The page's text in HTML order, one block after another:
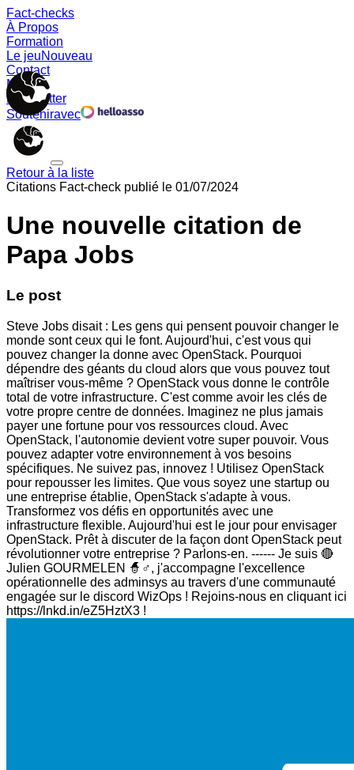
Fact-checks
À Propos
Formation
Le jeuNouveau
Contact
Memes
Newsletter
Souteniravec
Retour à la liste
Citations Fact-check publié le 01/07/2024
Une nouvelle citation de
Papa Jobs
Le post
Steve Jobs disait : Les gens qui pensent pouvoir changer le
monde sont ceux qui le font. Aujourd'hui, c'est vous qui
pouvez changer la donne avec OpenStack. Pourquoi
dépendre des géants du cloud alors que vous pouvez tout
maîtriser vous-même ? OpenStack vous donne le contrôle
total de votre infrastructure. C'est comme avoir les clés de
votre propre centre de données. Imaginez ne plus jamais
payer une fortune pour vos ressources cloud. Avec
OpenStack, l'autonomie devient votre super pouvoir. Vous
pouvez adapter votre environnement à vos besoins
spécifiques. Ne suivez pas, innovez ! Utilisez OpenStack
pour repousser les limites. Que vous soyez une startup ou
une entreprise établie, OpenStack s'adapte à vous.
Transformez vos défis en opportunités avec une
infrastructure flexible. Aujourd'hui est le jour pour envisager
OpenStack. Prêt à discuter de la façon dont OpenStack peut
révolutionner votre entreprise ? Parlons-en. ------ Je suis 🔴
Julien GOURMELEN 🧙♂️, j'accompagne l'excellence
opérationnelle des adminsys au travers d'une communauté
engagée sur le discord WizOps ! Rejoins-nous en cliquant ici
https://lnkd.in/eZ5HztX3 !